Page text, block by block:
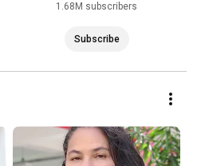
1.68M subscribers
Subscribe